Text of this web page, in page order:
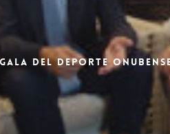
DEL DEPORTE